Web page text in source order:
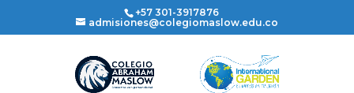
+57 301-3917876
admisiones@colegiomaslow.edu.co